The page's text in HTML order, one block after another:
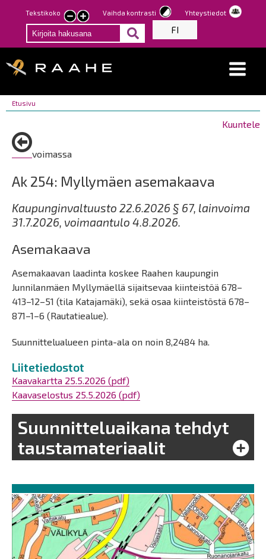
Hyppää
pääsisältöön
Tekstikoko
Pienennä
tekstin
kokoa
Suurenna
tekstin
kokoa
Vaihda kontrasti Yhteystiedot
FI
Breadcrumbs
You
here:
Etusivu
Kuuntele
voimassa
Ak 254: Myllymäen asemakaava
Kaupunginvaltuusto 22.6.2026 § 67, lainvoima
31.7.2026, voimaantulo 4.8.2026.
Asemakaava
Asemakaavan laadinta koskee Raahen kaupungin
Junnilanmäen Myllymäellä sijaitsevaa kiinteistöä 678–
413–12–51 (tila Katajamäki), sekä osaa kiinteistöstä 678–
871–1–6 (Rautatiealue).
Suunnittelualueen pinta-ala on noin 8,2484 ha.
Liitetiedostot
Kaavakartta 25.5.2026 (pdf)
Kaavaselostus 25.5.2026 (pdf)
Suunnitteluaikana tehdyt
taustamateriaalit